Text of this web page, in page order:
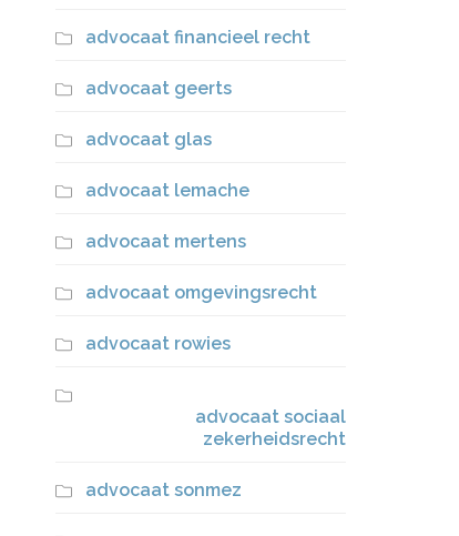
advocaat financieel recht
advocaat geerts
advocaat glas
advocaat lemache
advocaat mertens
advocaat omgevingsrecht
advocaat rowies
advocaat sociaal
zekerheidsrecht
advocaat sonmez